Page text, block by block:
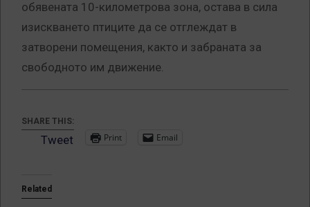
обявената 10-километрова зона, остава в сила
изискването птиците да се отглеждат в
затворени помещения, както и забраната за
свободното им движение.
SHARE THIS:
Tweet Print Email
Related